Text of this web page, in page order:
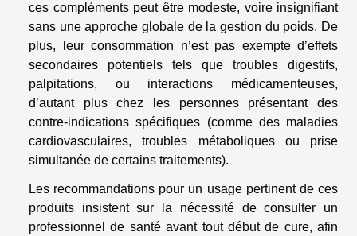
ces compléments peut être modeste, voire insignifiant
sans une approche globale de la gestion du poids. De
plus, leur consommation n’est pas exempte d’effets
secondaires potentiels tels que troubles digestifs,
palpitations, ou interactions médicamenteuses,
d’autant plus chez les personnes présentant des
contre-indications spécifiques (comme des maladies
cardiovasculaires, troubles métaboliques ou prise
simultanée de certains traitements).
Les recommandations pour un usage pertinent de ces
produits insistent sur la nécessité de consulter un
professionnel de santé avant tout début de cure, afin